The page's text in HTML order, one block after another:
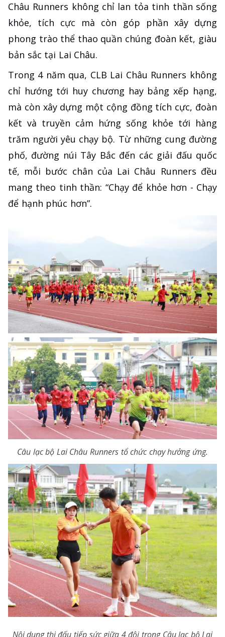
Châu Runners không chỉ lan tỏa tinh thần sống
khỏe, tích cực mà còn góp phần xây dựng
phong trào thể thao quần chúng đoàn kết, giàu
bản sắc tại Lai Châu.
Trong 4 năm qua, CLB Lai Châu Runners không
chỉ hướng tới huy chương hay bảng xếp hạng,
mà còn xây dựng một cộng đồng tích cực, đoàn
kết và truyền cảm hứng sống khỏe tới hàng
trăm người yêu chạy bộ. Từ những cung đường
phố, đường núi Tây Bắc đến các giải đấu quốc
tế, mỗi bước chân của Lai Châu Runners đều
mang theo tinh thần: “Chạy để khỏe hơn - Chạy
để hạnh phúc hơn”.
Câu lạc bộ Lai Châu Runners tổ chức chạy hưởng ứng.
Nội dung thi đấu tiếp sức giữa 4 đội trong Câu lạc bộ Lai